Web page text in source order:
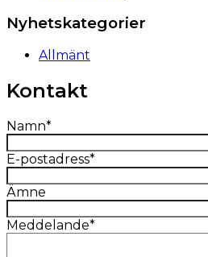
Nyhetskategorier
Allmänt
Kontakt
Namn*
E-postadress*
Ämne
Meddelande*